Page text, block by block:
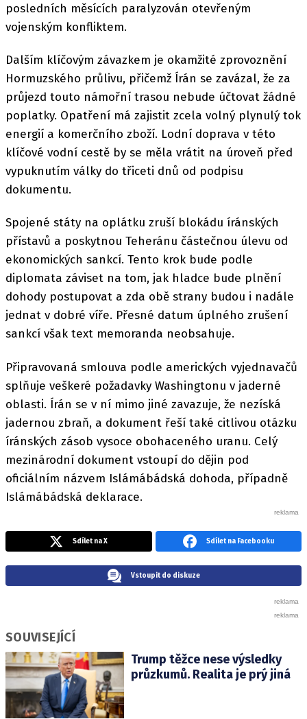
posledních měsících paralyzován otevřeným
vojenským konfliktem.
Dalším klíčovým závazkem je okamžité zprovoznění
Hormuzského průlivu, přičemž Írán se zavázal, že za
průjezd touto námořní trasou nebude účtovat žádné
poplatky. Opatření má zajistit zcela volný plynulý tok
energií a komerčního zboží. Lodní doprava v této
klíčové vodní cestě by se měla vrátit na úroveň před
vypuknutím války do třiceti dnů od podpisu
dokumentu.
Spojené státy na oplátku zruší blokádu íránských
přístavů a poskytnou Teheránu částečnou úlevu od
ekonomických sankcí. Tento krok bude podle
diplomata záviset na tom, jak hladce bude plnění
dohody postupovat a zda obě strany budou i nadále
jednat v dobré víře. Přesné datum úplného zrušení
sankcí však text memoranda neobsahuje.
Připravovaná smlouva podle amerických vyjednavačů
splňuje veškeré požadavky Washingtonu v jaderné
oblasti. Írán se v ní mimo jiné zavazuje, že nezíská
jadernou zbraň, a dokument řeší také citlivou otázku
íránských zásob vysoce obohaceného uranu. Celý
mezinárodní dokument vstoupí do dějin pod
oficiálním názvem Islámábádská dohoda, případně
Islámábádská deklarace.
Sdílet na X Sdílet na Facebooku
Vstoupit do diskuze
SOUVISEJÍCÍ
Trump těžce nese výsledky
průzkumů. Realita je prý jiná